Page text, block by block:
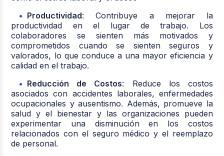
Productividad: Contribuye a mejorar la
productividad en el lugar de trabajo. Los
colaboradores se sienten más motivados y
comprometidos cuando se sienten seguros y
valorados, lo que conduce a una mayor eficiencia y
calidad en el trabajo.
Reducción de Costos: Reduce los costos
asociados con accidentes laborales, enfermedades
ocupacionales y ausentismo. Además, promueve la
salud y el bienestar y las organizaciones pueden
experimentar una disminución en los costos
relacionados con el seguro médico y el reemplazo
de personal.